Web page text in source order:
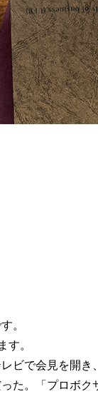
。
す。
ビで会見を開き
た。「プロボ